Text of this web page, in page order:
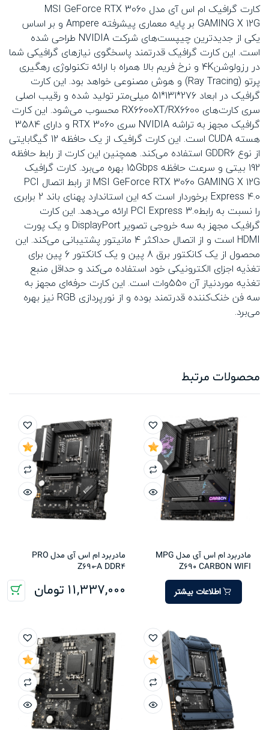
کارت گرافیک ام اس آی مدل MSI GeForce RTX 3060
GAMING X 12G بر پایه معماری پیشرفته Ampere و بر اساس
یکی از جدیدترین چیپست‌های شرکت NVIDIA طراحی شده
است. این کارت گرافیک قدرتمند پاسخگوی نیازهای گرافیکی شما
در رزولوشن4K و نرخ فریم بالا همراه با ارائه تکنولوژی رهگیری
پرتو (Ray Tracing) و هوش مصنوعی خواهد بود. این کارت
گرافیک در ابعاد 276*131*51 میلی‌متر تولید شده و رقیب اصلی
سری کارت‌های RX6600XT/RX6600 محسوب می‌شود. این کارت
گرافیک مجهز به تراشه NVIDIA سری RTX 3060 و دارای 3584
هسته CUDA است. این کارت گرافیک از یک حافظه 12 گیگابایتی
از نوع GDDR6 استفاده می‌کند. همچنین این کارت از رابط حافظه
192 بیتی و سرعت حافظه 15Gbps بهره می‌برد. کارت گرافیک
MSI GeForce RTX 3060 GAMING X 12G از رابط اتصال PCI
Express 4.0 برخوردار است که این استاندارد پهنای باند 2 برابری
را نسبت به رابطPCI Express 3.0 ارائه می‌دهد. این کارت
گرافیک مجهز به سه خروجی تصویر DisplayPort و یک پورت
HDMI است و از اتصال حداکثر 4 مانیتور پشتیبانی می‌کند. این
محصول از یک کانکتور برق 8 پین و یک کانکتور 6 پین برای
تغذیه اجزای الکترونیکی خود استفاده می‌کند و حداقل منبع
تغذیه موردنیاز آن 550وات است. این کارت حرفه‌ای مجهز به
سه فن خنک‌کننده قدرتمند بوده و از نورپردازی RGB نیز بهره
می‌برد.
محصولات مرتبط
مادربرد ام اس آی مدل MPG
Z690 CARBON WIFI
اطلاعات بیشتر
مادربرد ام اس آی مدل PRO
Z690-A DDR4
11,337,000 تومان